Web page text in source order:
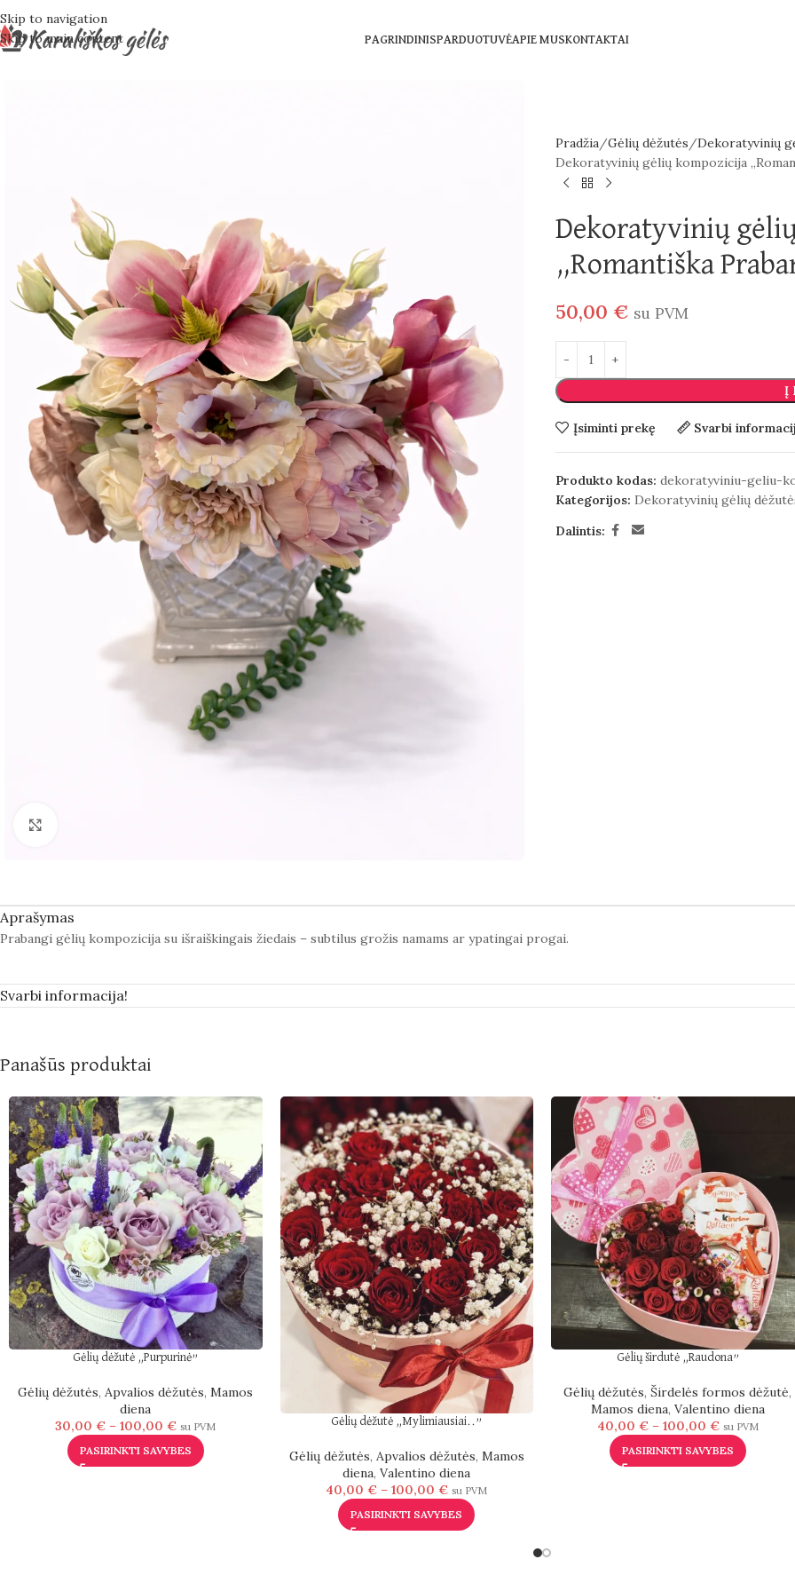
Skip to navigation
Skip to main content
PAGRINDINISPARDUOTUVĖAPIE MUSKONTAKTAI
Pradžia Gėlių dėžutės
Dekoratyvinių
Dekoratyvinių gėlių kompozicija
Dekoratyvinių
„Romantiška
50,00 € su PVM
Į
Įsiminti prekę Svarbi
Produkto kodas: dekoratyviniu-geliu-
Kategorijos: Dekoratyvinių gėlių
Dalintis:
Aprašymas
Prabangi gėlių kompozicija su išraiškingais žiedais – subtilus grožis namams ar ypatingai progai.
Svarbi informacija!
Panašūs produktai
Gėlių dėžutė „Purpurinė”
Gėlių dėžutės,Apvalios dėžutės,Mamos
diena
30,00€ – 100,00€ su PVM
PASIRINKTI SAVYBES
Gėlių dėžutė „Mylimiausiai..”
Gėlių dėžutės, Apvalios dėžutės, Mamos
diena,Valentino diena
40,00€ – 100,00€ su PVM
PASIRINKTI SAVYBES
Gėlių širdutė „Raudona”
Gėlių dėžutės,Širdelės formos dėžutė,
Mamos diena, Valentino diena
40,00 € – 100,00 € su PVM
PASIRINKTI SAVYBES